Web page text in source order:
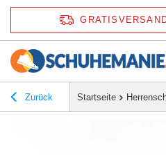
Zurück Startseite